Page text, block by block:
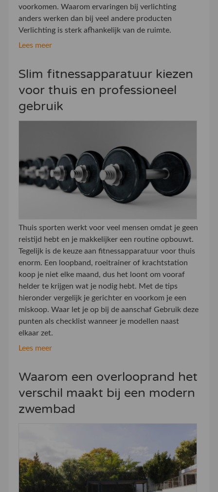
voorkomen. Waarom ervaringen bij verlichting
anders werken dan bij veel andere producten
Verlichting is sterk afhankelijk van de ruimte.
Lees meer
Slim fitnessapparatuur kiezen
voor thuis en professioneel
gebruik
Thuis sporten werkt voor veel mensen omdat je geen
reistijd hebt en je makkelijker een routine opbouwt.
Tegelijk is de keuze aan fitnessapparatuur voor thuis
enorm. Een loopband, roeitrainer of krachtstation
koop je niet elke maand, dus het loont om vooraf
helder te krijgen wat je nodig hebt. Met de tips
hieronder vergelijk je gerichter en voorkom je een
miskoop. Waar let je op bij de aanschaf Gebruik deze
punten als checklist wanneer je modellen naast
elkaar zet.
Lees meer
Waarom een overlooprand het
verschil maakt bij een modern
zwembad